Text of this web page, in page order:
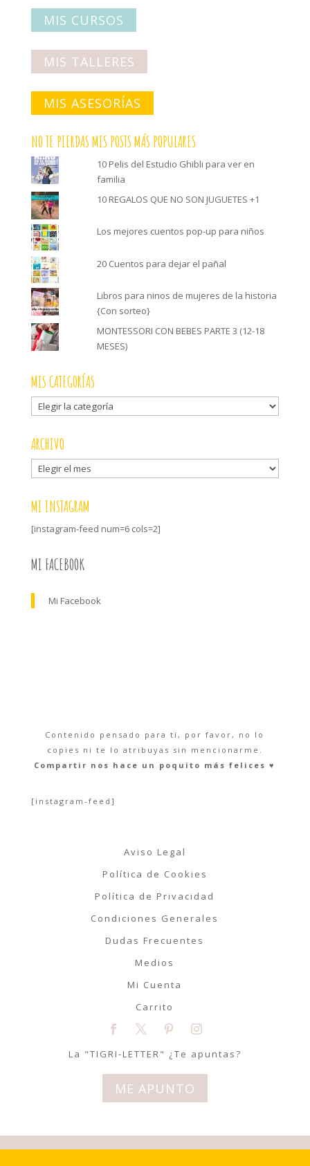
MIS CURSOS
MIS TALLERES
MIS ASESORÍAS
NO TE PIERDAS MIS POSTS MÁS POPULARES
10 Pelis del Estudio Ghibli para ver en
familia
10 REGALOS QUE NO SON JUGUETES +1
Los mejores cuentos pop-up para niños
20 Cuentos para dejar el pañal
Libros para ninos de mujeres de la historia
{Con sorteo}
MONTESSORI CON BEBES PARTE 3 (12-18
MESES)
MIS CATEGORÍAS
Mis
categorías
ARCHIVO
Archivo
MI INSTAGRAM
[instagram-feed num=6 cols=2]
MI FACEBOOK
Mi Facebook
Contenido pensado para tí, por favor, no lo
copies ni te lo atribuyas sin mencionarme.
Compartir nos hace un poquito más felices ♥︎
[instagram-feed]
Aviso Legal
Política de Cookies
Política de Privacidad
Condiciones Generales
Dudas Frecuentes
Medios
Mi Cuenta
Carrito
La "TIGRI-LETTER" ¿Te apuntas?
ME APUNTO